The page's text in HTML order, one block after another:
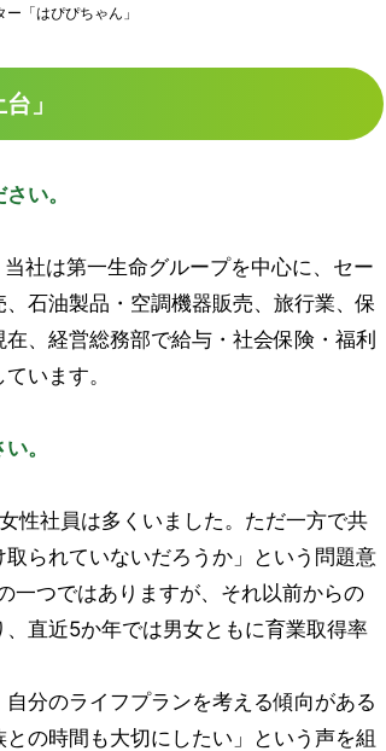
「はぴぴちゃん」
」
い。
社は第一生命グループを中心に、セー
石油製品・空調機器販売、旅行業、保
、経営総務部で給与・社会保険・福利
います。
。
性社員は多くいました。ただ一方で共
られていないだろうか」という問題意
一つではありますが、それ以前からの
直近5か年では男女ともに育業取得率
分のライフプランを考える傾向がある
の時間も大切にしたい」という声を組